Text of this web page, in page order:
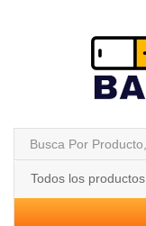
Todos los productos